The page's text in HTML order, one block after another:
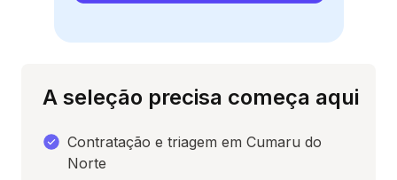
A seleção precisa começa aqui
Contratação e triagem em Cumaru do
Norte